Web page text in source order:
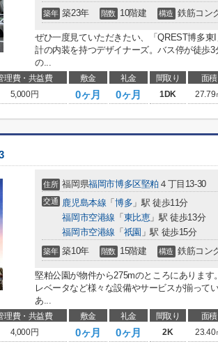
築年 築23年 階数 10階建 構造 鉄筋コン
ぜひ一度見ていただきたい、「QREST博多
計の内装を持つデザイナーズ。バス停が徒歩
の...
理費・共益費 敷金 礼金 間取り 面積
5,000円 0ヶ月 0ヶ月 1DK 27.79
住所 福岡県福岡市博多区堅粕 ４丁目13-30
交通 鹿児島本線 「 博多 」駅 徒歩11分
福岡市空港線 「 東比恵」駅 徒歩13分
福岡市空港線 「 祇園 」駅 徒歩15分
築年 築10年 階数 15階建 構造 鉄筋コン
堅粕公園が物件から275mのところにありま
レベータなど様々な設備やサービスが揃って
あ...
理費・共益費 敷金 礼金 間取り 面積
4,000円 0ヶ月 0ヶ月 2K 23.40